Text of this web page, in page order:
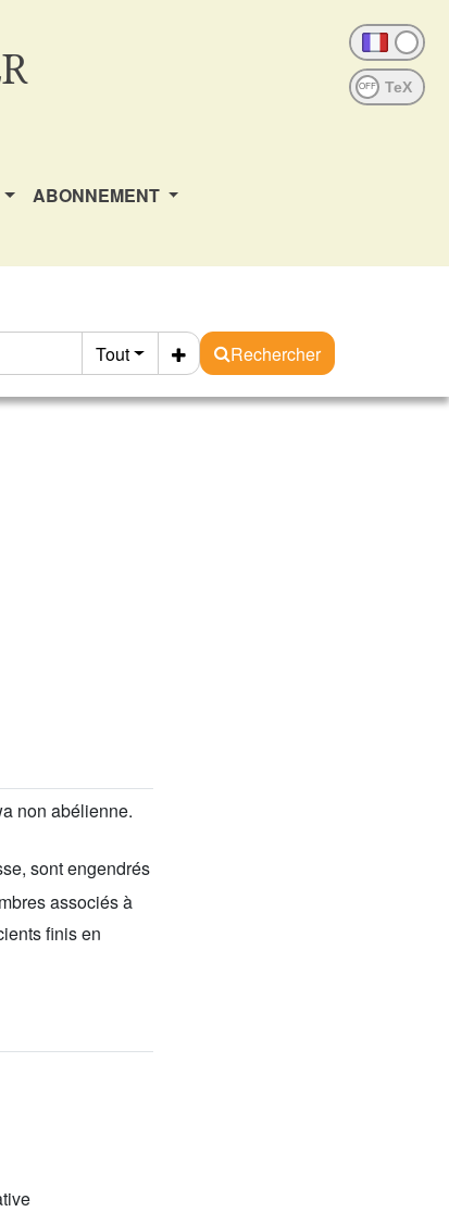
OFF
ABONNEMENT
Tout
Rechercher
non abélienne.
sont engendrés
associés à
finis en